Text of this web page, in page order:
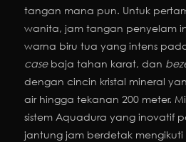
tangan mana pun. Untuk
wanita, jam tangan penyelam
warna biru tua yang intens
casebaja tahan karat, dan
dengan cincin kristal mineral
air hingga tekanan 200 meter.
sistem Aquadura yang inovatif
jantung jam berdetak mengikuti